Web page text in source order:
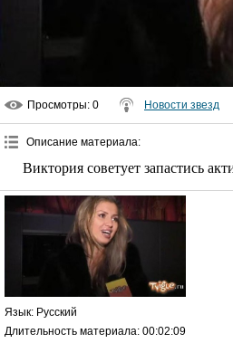
Просмотры: 0 Новости звезд
Описание материала:
Виктория советует запастись
Язык: Русский
Длительность материала: 00:02:09